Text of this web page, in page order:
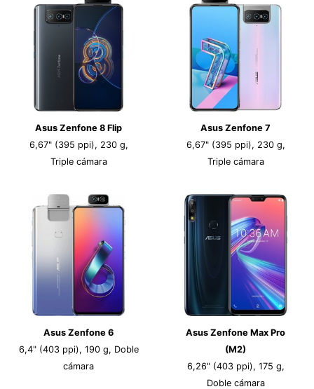
Asus Zenfone 8 Flip
6,67" (395 ppi), 230 g,
Triple cámara
Asus Zenfone 7
6,67" (395 ppi), 230 g,
Triple cámara
Asus Zenfone 6
6,4" (403 ppi), 190 g, Doble
cámara
Asus Zenfone Max Pro
(M2)
6,26" (403 ppi), 175 g,
Doble cámara